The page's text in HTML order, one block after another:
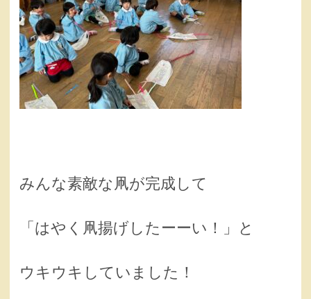
みんな素敵な凧が完成して
「はやく凧揚げしたーーい！」と
ウキウキしていました！